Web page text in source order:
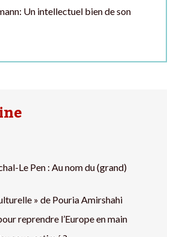
Un intellectuel bien de son
Le Pen : Au nom du (grand)
» de Pouria Amirshahi
reprendre l’Europe en main